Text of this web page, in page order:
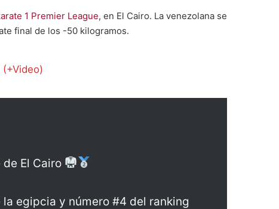
1 Premier League, en El Cairo. La venezolana se
final de los -50 kilogramos.
El Cairo
egipcia y número #4 del ranking